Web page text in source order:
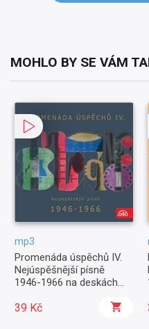
MOHLO BY SE VÁM
mp3
Promenáda úspěchů IV.
Nejúspěšnější písně
1946-1966 na deskách
39 Kč